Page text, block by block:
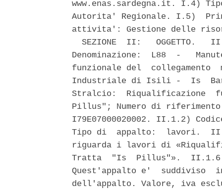
www.enas.sardegna.it. I.4)
Autorita' Regionale. I.5)
attivita': Gestione delle
SEZIONE  II:   OGGETTO.
Denominazione:  L88  -
funzionale del
Industriale di Isili -  Is
Stralcio:  Riqualificazione
Pillus"; Numero di riferimento:
I79E07000020002. II.1.2)
Tipo di  appalto:  lavori.
riguarda i lavori di
Tratta  "Is  Pillus"».
Quest'appalto e'
dell'appalto. Valore, iva